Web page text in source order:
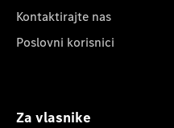
Kontaktirajte nas
Poslovni korisnici
Za vlasnike